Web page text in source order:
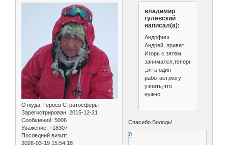
Откуда: Героев Стратосферы
Зарегистрирован: 2015-12-21
Сообщений: 5006
Уважение: +18307
Последний визит:
2026-03-19 15:54:18
владимир
гулевский
написал(а):
Андрфиш
Андрей, привет
Игорь с зятем
занимался,теперь
,зять один
работает,могу
узнать,что
нужно.
Спасибо Володь!
0